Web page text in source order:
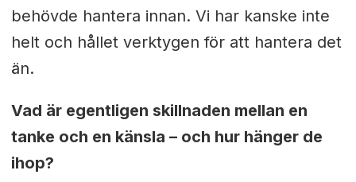
behövde hantera innan. Vi har kanske inte
helt och hållet verktygen för att hantera det
än.
Vad är egentligen skillnaden mellan en
tanke och en känsla – och hur hänger de
ihop?